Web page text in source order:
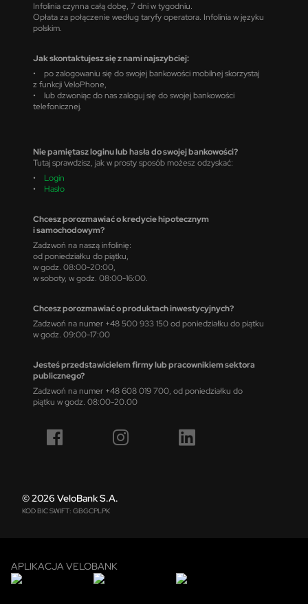
Infolinia czynna całą dobę, 7 dni w tygodniu.
Opłata za połączenie według taryfy operatora. Infolinia w języku
polskim.
Jak skontaktujesz się z nami najszybciej:
• po zalogowaniu się do swojej bankowości mobilnej skorzystaj
z funkcji VeloPhone,
• lub dzwoniąc do nas zaloguj się do swojej bankowości
telefonicznej.
Nie pamiętasz loginu lub hasła do swojej bankowości?
Tutaj sprawdzisz, jak w prosty sposób możesz odzyskać:
• Login
• Hasło
Chcesz porozmawiać o kredycie hipotecznym
i samochodowym?
Zadzwoń na naszą infolinię:
od poniedziałku do piątku,
w godz. 08:00-20:00,
w soboty, w godz. 08:00-16:00.
Chcesz porozmawiać o produktach inwestycyjnych?
Zadzwoń na numer +48 500 933 150 od poniedziałku do piątku
w godz. 09:00-17:00
Jesteś przedstawicielem firmy lub pracownikiem sektora
publicznego?
Zadzwoń na numer +48 608 019 700, od poniedziałku do
piątku w godz. 08:00-20.00
© 2026 VeloBank S.A.
KOD BIC SWIFT: GBGCPLPK
APLIKACJA VELOBANK